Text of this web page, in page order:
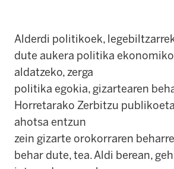
Alderdi politikoek,
dute aukera politika
aldatzeko, zerga
politika egokia, gizartearen
Horretarako Zerbitzu
ahotsa entzun
zein gizarte orokorraren
behar dute, tea. Aldi berean,